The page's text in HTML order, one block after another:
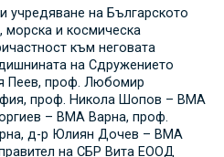
на Българското
и космическа
към неговата
на Сдружението
Пеев, проф. Любомир
проф. Никола Шопов – ВМА
– ВМА Варна, проф.
д-р Юлиян Дочев – ВМА
на СБР Вита ЕООД